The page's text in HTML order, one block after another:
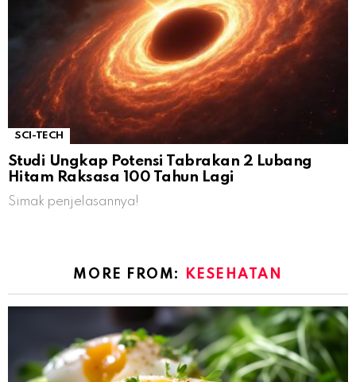
SCI-TECH
Studi Ungkap Potensi Tabrakan 2 Lubang
Hitam Raksasa 100 Tahun Lagi
Simak penjelasannya!
MORE FROM: KESEHATAN